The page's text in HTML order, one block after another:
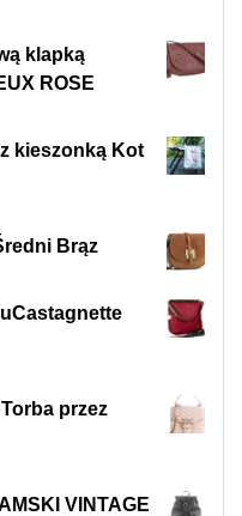
klapką
ROSE
kieszonką Kot
Brąz
przez
VINTAGE